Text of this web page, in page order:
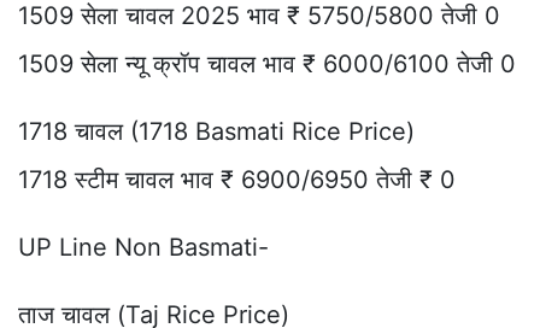
1509 सेला चावल 2025 भाव ₹ 5750/5800 तेजी 0
1509 सेला न्यू क्रॉप चावल भाव ₹ 6000/6100 तेजी 0
1718 चावल (1718 Basmati Rice Price)
1718 स्टीम चावल भाव ₹ 6900/6950 तेजी ₹ 0
UP Line Non Basmati-
ताज चावल (Taj Rice Price)